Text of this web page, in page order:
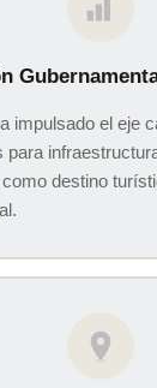
impulsado el eje
para
destino